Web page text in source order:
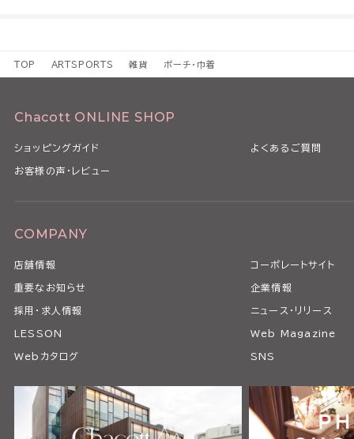
TOP ARTSPORTS 雑貨 ポーチ・巾着
Chacott ONLINE SHOP
ショッピングガイド よくあるご質問
お客様の声・レビュー
COMPANY
店舗情報 コーポレートサイト
重要なお知らせ 企業情報
採用・求人情報 ニュース・リリース
LESSON Web Magazine
Webカタログ SNS